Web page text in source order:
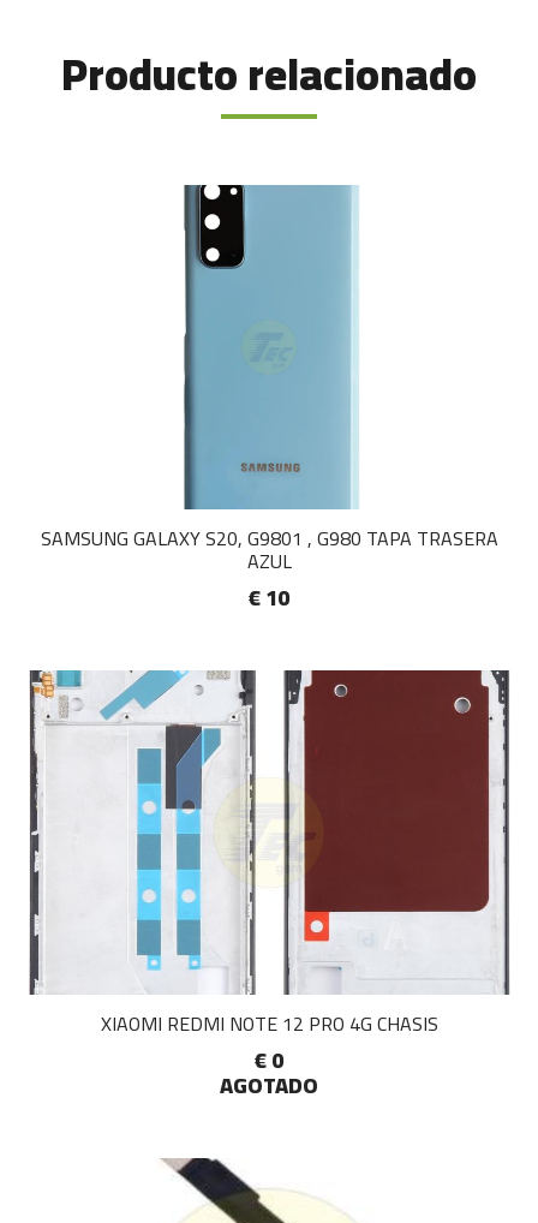
Producto relacionado
SAMSUNG GALAXY S20, G9801 , G980 TAPA TRASERA
AZUL
€ 10
XIAOMI REDMI NOTE 12 PRO 4G CHASIS
€ 0
AGOTADO